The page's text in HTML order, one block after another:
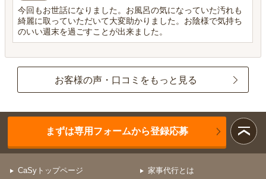
今回もお世話になりました。お風呂の気になっていた汚れも
綺麗に取っていただいて大変助かりました。お陰様で気持ち
のいい週末を過ごすことが出来ました。
お客様の声・口コミをもっと見る
まずは専用フォームから登録応募
CaSyトップページ
家事代行とは